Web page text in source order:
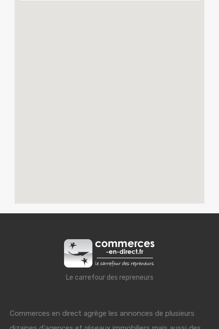
Le carrefour des repreneurs
Commerces en direct agrège les annonces de plusieurs